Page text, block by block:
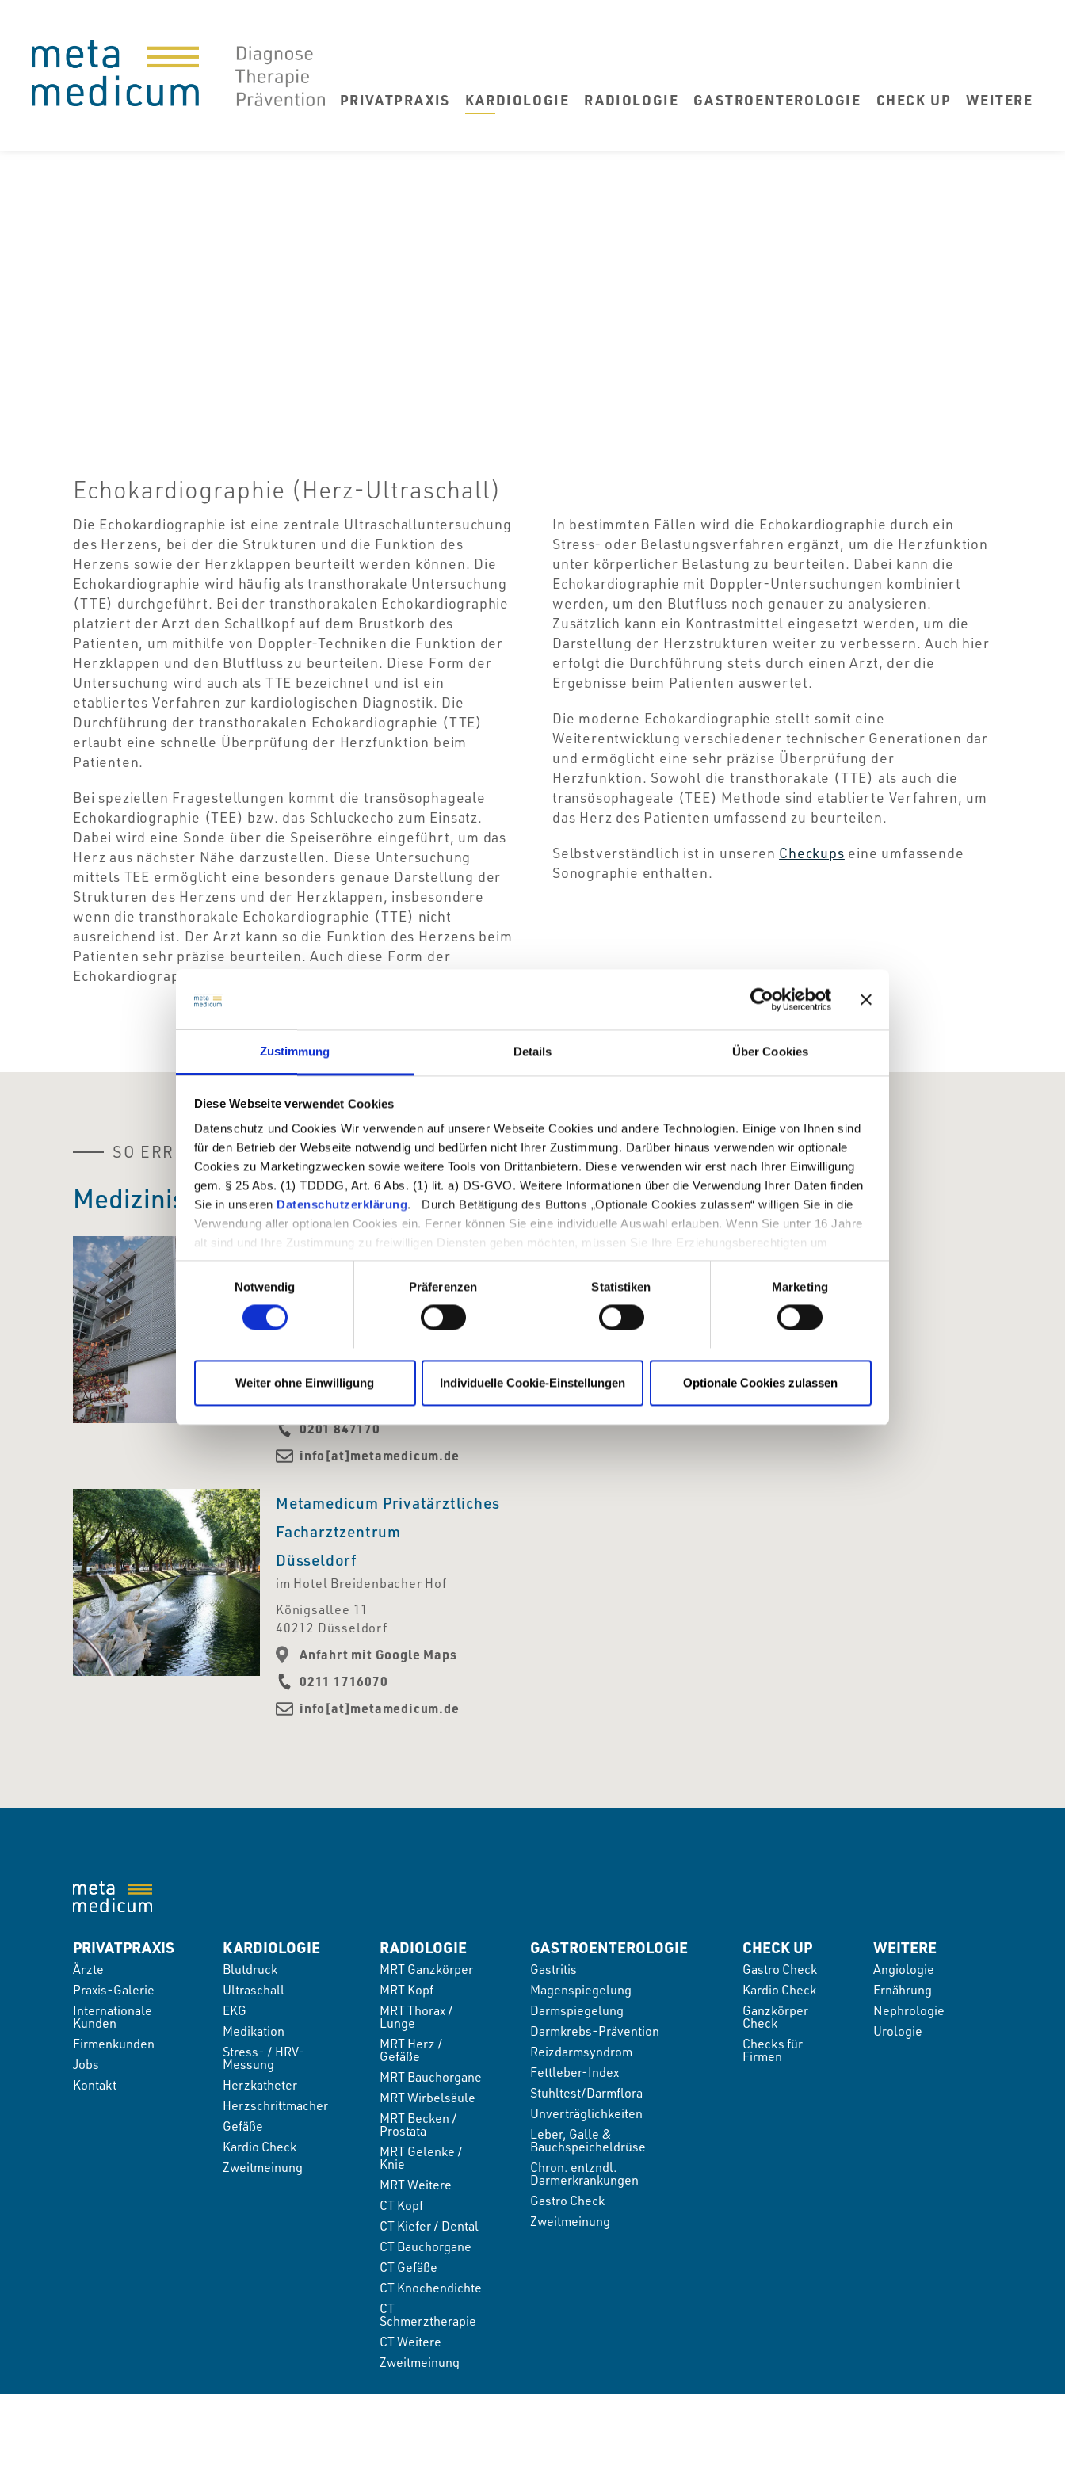
Zustimmung Details Über Cookies
Diese Webseite verwendet Cookies
Datenschutz und Cookies Wir verwenden auf unserer Webseite Cookies und andere Technologien. Einige von Ihnen sind
für den Betrieb der Webseite notwendig und bedürfen nicht Ihrer Zustimmung. Darüber hinaus verwenden wir optionale
Cookies zu Marketingzwecken sowie weitere Tools von Drittanbietern. Diese verwenden wir erst nach Ihrer Einwilligung
gem. § 25 Abs. (1) TDDDG, Art. 6 Abs. (1) lit. a) DS-GVO. Weitere Informationen über die Verwendung Ihrer Daten finden
Sie in unseren Datenschutzerklärung. Durch Betätigung des Buttons „Optionale Cookies zulassen“ willigen Sie in die
Verwendung aller optionalen Cookies ein. Ferner können Sie eine individuelle Auswahl erlauben. Wenn Sie unter 16 Jahre
alt sind und Ihre Zustimmung zu freiwilligen Diensten geben möchten, müssen Sie Ihre Erziehungsberechtigten um
Erlaubnis bitten. Diese Einwilligung ist freiwillig, für die Nutzung dieser Webseite nicht notwendig und kann jederzeit
widerrufen oder geändert werden, indem Sie den Link „Cookie-Einstellungen ändern“ im Fußbereich der Webseite
Notwendig
Präferenzen Statistiken Marketing
Weiter ohne Einwilligung Individuelle Cookie-Einstellungen Optionale Cookies zulassen
NAVIGATION
ÜBERSPRINGEN
PRIVATPRAXIS KARDIOLOGIE RADIOLOGIE GASTROENTEROLOGIE CHECK UP WEITERE
Echokardiographie (Herz-Ultraschall)
Die Echokardiographie ist eine zentrale Ultraschalluntersuchung
des Herzens, bei der die Strukturen und die Funktion des
Herzens sowie der Herzklappen beurteilt werden können. Die
Echokardiographie wird häufig als transthorakale Untersuchung
(TTE) durchgeführt. Bei der transthorakalen Echokardiographie
platziert der Arzt den Schallkopf auf dem Brustkorb des
Patienten, um mithilfe von Doppler-Techniken die Funktion der
Herzklappen und den Blutfluss zu beurteilen. Diese Form der
Untersuchung wird auch als TTE bezeichnet und ist ein
etabliertes Verfahren zur kardiologischen Diagnostik. Die
Durchführung der transthorakalen Echokardiographie (TTE)
erlaubt eine schnelle Überprüfung der Herzfunktion beim
Patienten.
Bei speziellen Fragestellungen kommt die transösophageale
Echokardiographie (TEE) bzw. das Schluckecho zum Einsatz.
Dabei wird eine Sonde über die Speiseröhre eingeführt, um das
Herz aus nächster Nähe darzustellen. Diese Untersuchung
mittels TEE ermöglicht eine besonders genaue Darstellung der
Strukturen des Herzens und der Herzklappen, insbesondere
wenn die transthorakale Echokardiographie (TTE) nicht
ausreichend ist. Der Arzt kann so die Funktion des Herzens beim
Patienten sehr präzise beurteilen. Auch diese Form der
Echokardiographie ist ein wichtiges diagnostisches Verfahren.
In bestimmten Fällen wird die Echokardiographie durch ein
Stress- oder Belastungsverfahren ergänzt, um die Herzfunktion
unter körperlicher Belastung zu beurteilen. Dabei kann die
Echokardiographie mit Doppler-Untersuchungen kombiniert
werden, um den Blutfluss noch genauer zu analysieren.
Zusätzlich kann ein Kontrastmittel eingesetzt werden, um die
Darstellung der Herzstrukturen weiter zu verbessern. Auch hier
erfolgt die Durchführung stets durch einen Arzt, der die
Ergebnisse beim Patienten auswertet.
Die moderne Echokardiographie stellt somit eine
Weiterentwicklung verschiedener technischer Generationen dar
und ermöglicht eine sehr präzise Überprüfung der
Herzfunktion. Sowohl die transthorakale (TTE) als auch die
transösophageale (TEE) Methode sind etablierte Verfahren, um
das Herz des Patienten umfassend zu beurteilen.
Selbstverständlich ist in unseren Checkups eine umfassende
Sonographie enthalten.
SO ERREICHEN SIE UNS
Medizinische Versorgung auf neuem Niveau.
Metamedicum Privatärztliches
Facharztzentrum
Essen-Bredeney
Prof. Dr. Baumgart & Dr. Zadow-Eulerich
Theodor-Althoff-Straße 47
45133 Essen
Anfahrt mit Google Maps
0201 847170
info[at]metamedicum.de
Metamedicum Privatärztliches
Facharztzentrum
Düsseldorf
im Hotel Breidenbacher Hof
Königsallee 11
40212 Düsseldorf
Anfahrt mit Google Maps
0211 1716070
info[at]metamedicum.de
PRIVATPRAXIS
Ärzte
Praxis-Galerie
Internationale
Kunden
Firmenkunden
Jobs
Kontakt
KARDIOLOGIE
Blutdruck
Ultraschall
EKG
Medikation
Stress- / HRV-
Messung
Herzkatheter
Herzschrittmacher
Gefäße
Kardio Check
Zweitmeinung
RADIOLOGIE
MRT Ganzkörper
MRT Kopf
MRT Thorax /
Lunge
MRT Herz /
Gefäße
MRT Bauchorgane
MRT Wirbelsäule
MRT Becken /
Prostata
MRT Gelenke /
Knie
MRT Weitere
CT Kopf
CT Kiefer / Dental
CT Bauchorgane
CT Gefäße
CT Knochendichte
CT
Schmerztherapie
CT Weitere
Zweitmeinung
GASTROENTEROLOGIE
Gastritis
Magenspiegelung
Darmspiegelung
Darmkrebs-Prävention
Reizdarmsyndrom
Fettleber-Index
Stuhltest/Darmflora
Unverträglichkeiten
Leber, Galle &
Bauchspeicheldrüse
Chron. entzndl.
Darmerkrankungen
Gastro Check
Zweitmeinung
CHECK UP
Gastro Check
Kardio Check
Ganzkörper
Check
Checks für
Firmen
WEITERE
Angiologie
Ernährung
Nephrologie
Urologie